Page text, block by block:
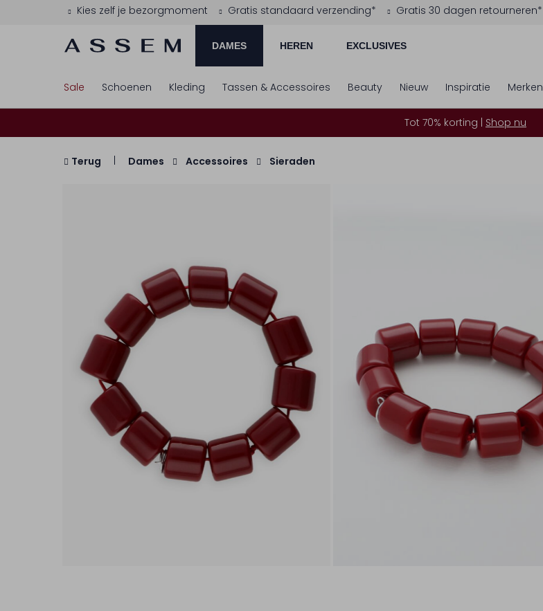
Kies zelf je bezorgmoment Gratis standaard verzending* Gratis 30 dagen retourneren*
DAMES HEREN EXCLUSIVES
Sale Schoenen Kleding Tassen & Accessoires Beauty Nieuw Inspiratie Merken
Tot 70% korting | Shop nu
Terug Dames Accessoires Sieraden